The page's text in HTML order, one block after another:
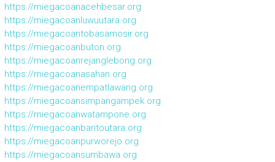
https://miegacoanacehbesar.org
https://miegacoanluwuutara.org
https://miegacoantobasamosir.org
https://miegacoanbuton.org
https://miegacoanrejanglebong.org
https://miegacoanasahan.org
https://miegacoanempatlawang.org
https://miegacoansimpangampek.org
https://miegacoanwatampone.org
https://miegacoanbaritoutara.org
https://miegacoanpurworejo.org
https://miegacoansumbawa.org